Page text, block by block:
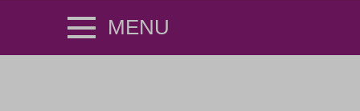
MENU